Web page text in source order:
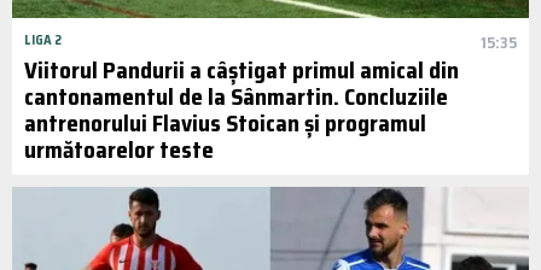
LIGA 2 15:35
Viitorul Pandurii a câștigat primul amical din
cantonamentul de la Sânmartin. Concluziile
antrenorului Flavius Stoican și programul
următoarelor teste